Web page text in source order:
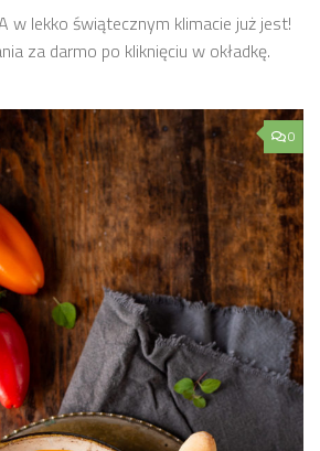
w lekko świątecznym klimacie już jest!
za darmo po kliknięciu w okładkę.
0